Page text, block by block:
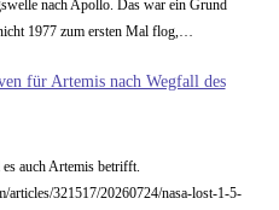
nach Apollo. Das war ein Grund
1977 zum ersten Mal flog,…
für Artemis nach Wegfall des
auch Artemis betrifft.
articles/321517/20260724/nasa-lost-1-5-